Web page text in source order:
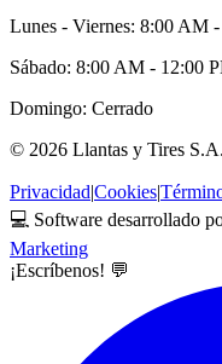
Lunes - Viernes: 8:00 AM
Sábado: 8:00 AM - 12:00
Domingo: Cerrado
© 2026 Llantas y Tires
Privacidad|Cookies|
💻 Software desarrollado
Marketing
¡Escríbenos! 💬